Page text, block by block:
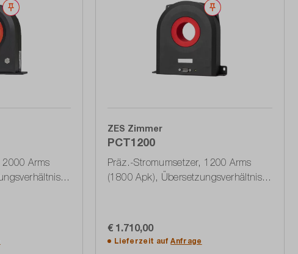
Merken
2000 Arms
Merken
ZES Zimmer
PCT1200
Präz.-Stromumsetzer, 1200 Arms
(1800 Apk), Übersetzungsverhältnis
€ 1.710,00
Lieferzeit aufAnfrage